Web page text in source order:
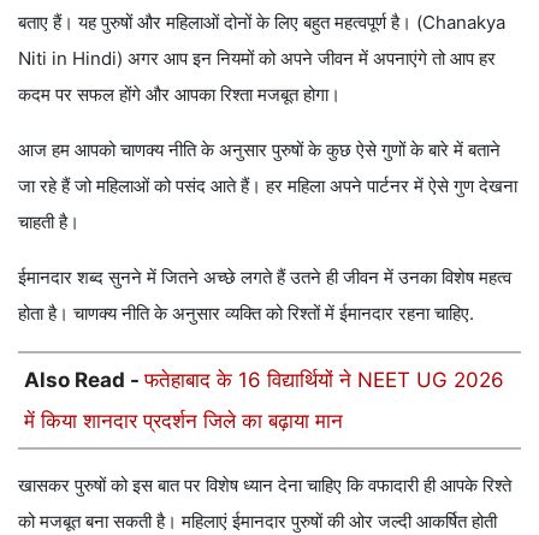
बताए हैं। यह पुरुषों और महिलाओं दोनों के लिए बहुत महत्वपूर्ण है। (Chanakya
Niti in Hindi) अगर आप इन नियमों को अपने जीवन में अपनाएंगे तो आप हर
कदम पर सफल होंगे और आपका रिश्ता मजबूत होगा।
आज हम आपको चाणक्य नीति के अनुसार पुरुषों के कुछ ऐसे गुणों के बारे में बताने
जा रहे हैं जो महिलाओं को पसंद आते हैं। हर महिला अपने पार्टनर में ऐसे गुण देखना
चाहती है।
ईमानदार शब्द सुनने में जितने अच्छे लगते हैं उतने ही जीवन में उनका विशेष महत्व
होता है। चाणक्य नीति के अनुसार व्यक्ति को रिश्तों में ईमानदार रहना चाहिए.
Also Read -फतेहाबाद के 16 विद्यार्थियों ने NEET UG 2026
में किया शानदार प्रदर्शन जिले का बढ़ाया मान
खासकर पुरुषों को इस बात पर विशेष ध्यान देना चाहिए कि वफादारी ही आपके रिश्ते
को मजबूत बना सकती है। महिलाएं ईमानदार पुरुषों की ओर जल्दी आकर्षित होती